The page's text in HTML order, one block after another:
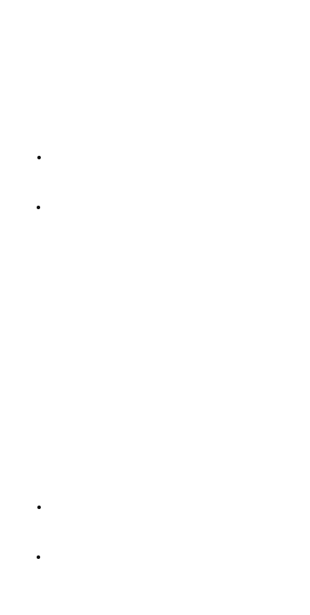
E-commerce Chatbot: How to
and Boost Sales ?
The 5 Essential Features of a
Website